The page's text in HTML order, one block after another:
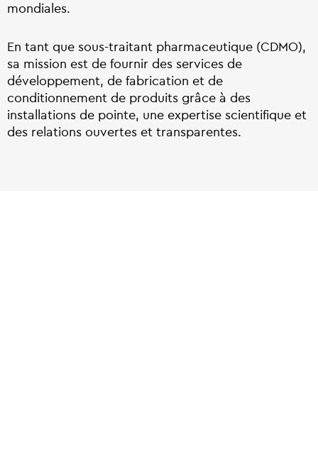
mondiales.
En tant que sous-traitant pharmaceutique (CDMO),
sa mission est de fournir des services de
développement, de fabrication et de
conditionnement de produits grâce à des
installations de pointe, une expertise scientifique et
des relations ouvertes et transparentes.